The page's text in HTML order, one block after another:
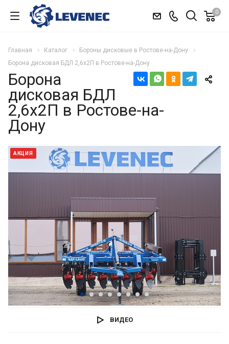
0
Главная Каталог
Бороны дисковые в Ростове-на-Дону
Борона дисковая БДЛ 2,6х2П в Ростове-на-Дону
Борона
дисковая БДЛ
2,6х2П в Ростове-на-
Дону
АКЦИЯ
ВИДЕО